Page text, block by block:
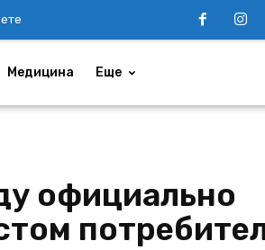
Медицина Еще
официально